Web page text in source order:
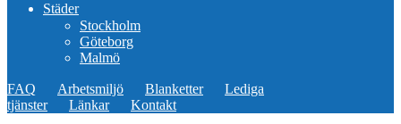
Städer
Stockholm
Göteborg
Malmö
FAQ Arbetsmiljö Blanketter
Lediga
tjänster
Länkar
Kontakt